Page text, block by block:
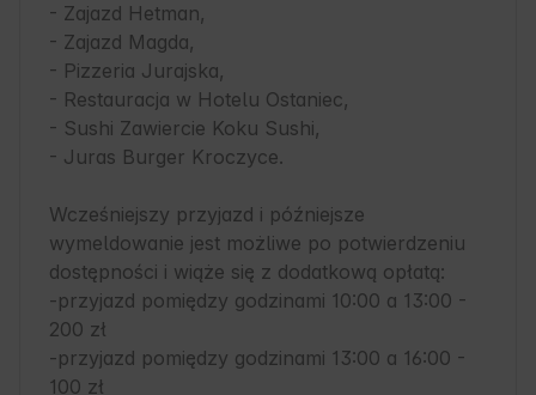
- Zajazd Hetman,
- Zajazd Magda,
- Pizzeria Jurajska,
- Restauracja w Hotelu Ostaniec,
- Sushi Zawiercie Koku Sushi,
- Juras Burger Kroczyce.
Wcześniejszy przyjazd i późniejsze
wymeldowanie jest możliwe po potwierdzeniu
dostępności i wiąże się z dodatkową opłatą:
-przyjazd pomiędzy godzinami 10:00 a 13:00 -
200 zł
-przyjazd pomiędzy godzinami 13:00 a 16:00 -
100 zł